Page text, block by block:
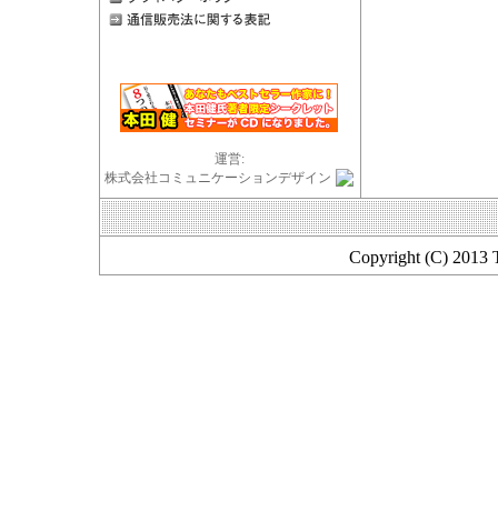
運営:
株式会社コミュニケーションデザイン
Copyright (C) 2013